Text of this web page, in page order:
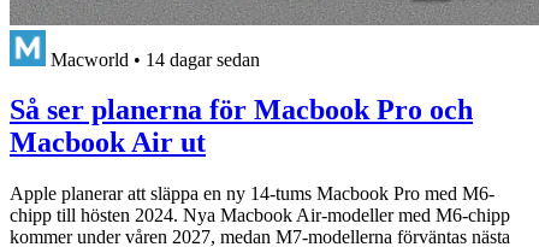
Macworld • 14 dagar sedan
Så ser planerna för Macbook Pro och
Macbook Air ut
Apple planerar att släppa en ny 14-tums Macbook Pro med M6-
chipp till hösten 2024. Nya Macbook Air-modeller med M6-chipp
kommer under våren 2027, medan M7-modellerna förväntas nästa